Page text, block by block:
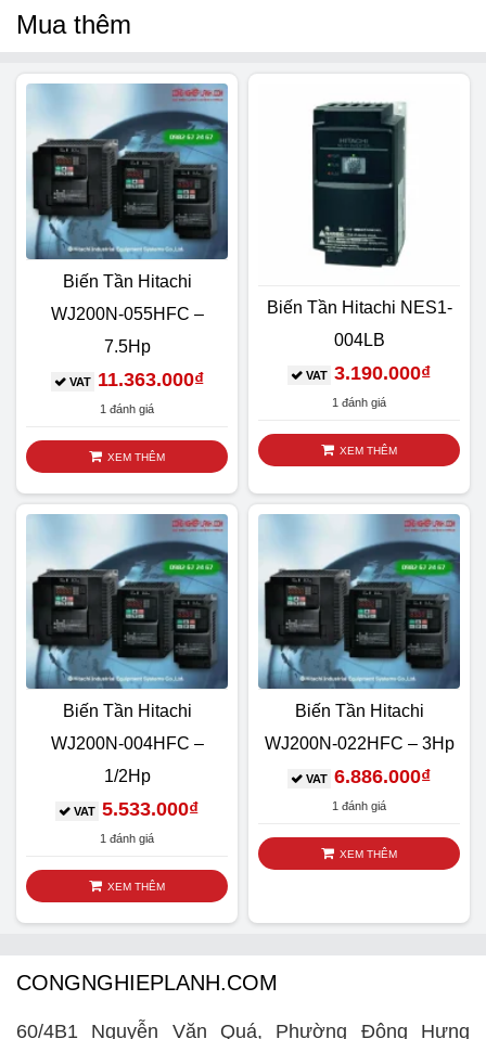
Mua thêm
Biến Tần Hitachi
WJ200N-055HFC –
7.5Hp
VAT 11.363.000₫
1 đánh giá
XEM THÊM
Biến Tần Hitachi NES1-
004LB
VAT 3.190.000₫
1 đánh giá
XEM THÊM
Biến Tần Hitachi
WJ200N-004HFC –
1/2Hp
VAT 5.533.000₫
1 đánh giá
XEM THÊM
Biến Tần Hitachi
WJ200N-022HFC – 3Hp
VAT 6.886.000₫
1 đánh giá
XEM THÊM
CONGNGHIEPLANH.COM
60/4B1 Nguyễn Văn Quá, Phường Đông Hưng